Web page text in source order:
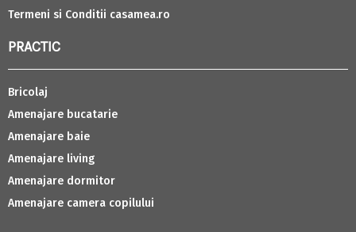
Termeni si Conditii casamea.ro
PRACTIC
Bricolaj
Amenajare bucatarie
Amenajare baie
Amenajare living
Amenajare dormitor
Amenajare camera copilului